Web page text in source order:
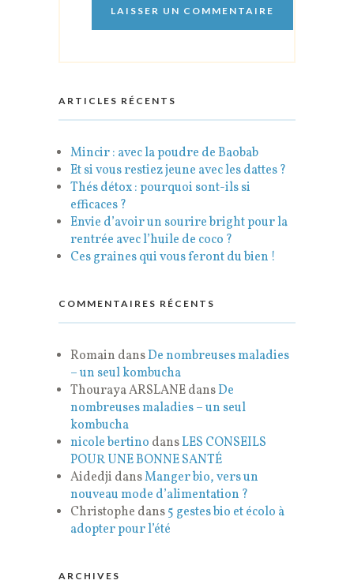
ARTICLES RÉCENTS
Mincir : avec la poudre de Baobab
Et si vous restiez jeune avec les dattes ?
Thés détox : pourquoi sont-ils si
efficaces ?
Envie d’avoir un sourire bright pour la
rentrée avec l’huile de coco ?
Ces graines qui vous feront du bien !
COMMENTAIRES RÉCENTS
Romain dansDe nombreuses maladies
– un seul kombucha
Thouraya ARSLANEdansDe
nombreuses maladies – un seul
kombucha
nicole bertino dansLES CONSEILS
POUR UNE BONNE SANTÉ
Aidedji dansManger bio, vers un
nouveau mode d’alimentation ?
Christophe dans5 gestes bio et écolo à
adopter pour l’été
ARCHIVES